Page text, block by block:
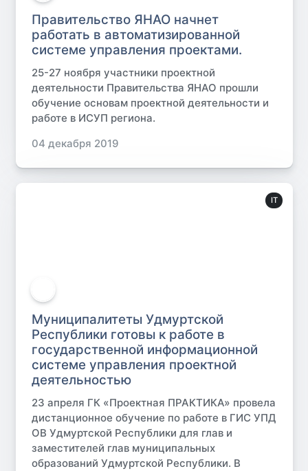
Правительство ЯНАО начнет
работать в автоматизированной
системе управления проектами.
25-27 ноября участники проектной
деятельности Правительства ЯНАО прошли
обучение основам проектной деятельности и
работе в ИСУП региона.
04 декабря 2019
IT
Муниципалитеты Удмуртской
Республики готовы к работе в
государственной информационной
системе управления проектной
деятельностью
23 апреля ГК «Проектная ПРАКТИКА» провела
дистанционное обучение по работе в ГИС УПД
ОВ Удмуртской Республики для глав и
заместителей глав муниципальных
образований Удмуртской Республики. В